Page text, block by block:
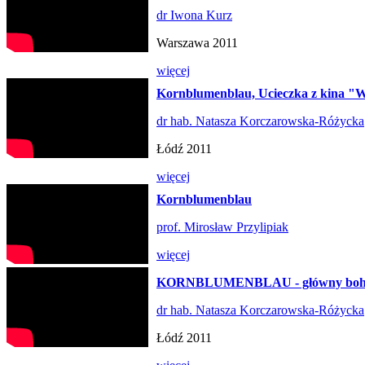
dr Iwona Kurz
Warszawa 2011
więcej
Kornblumenblau, Ucieczka z kina
dr hab. Natasza Korczarowska-Różycka
Łódź 2011
więcej
Kornblumenblau
prof. Mirosław Przylipiak
więcej
KORNBLUMENBLAU - główny
dr hab. Natasza Korczarowska-Różycka
Łódź 2011